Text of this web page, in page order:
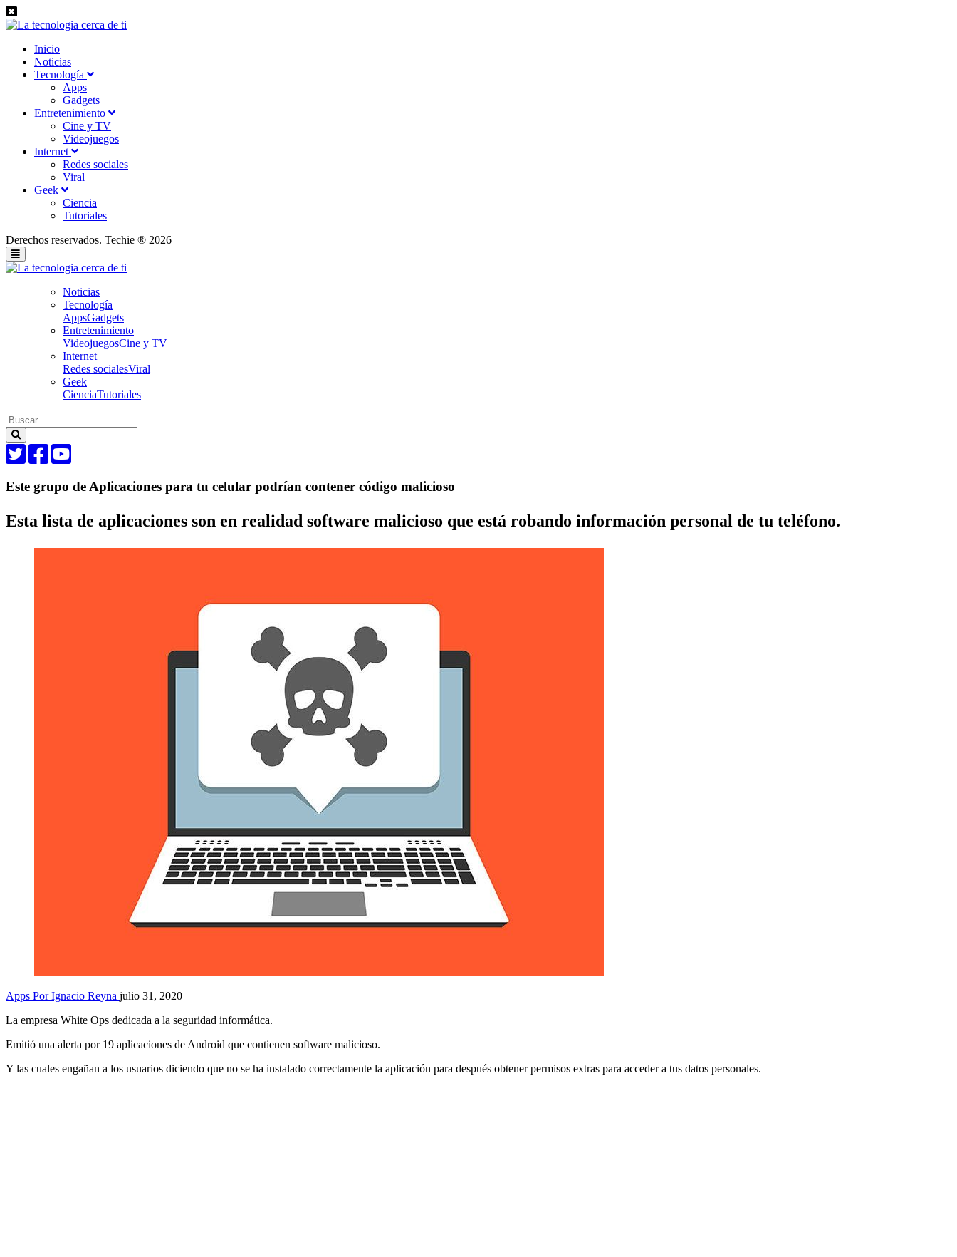
Inicio
Noticias
Tecnología
Apps
Gadgets
Entretenimiento
Cine y TV
Videojuegos
Internet
Redes sociales
Viral
Geek
Ciencia
Tutoriales
Derechos reservados. Techie ® 2026
Noticias
Tecnología
AppsGadgets
Entretenimiento
VideojuegosCine y TV
Internet
Redes socialesViral
Geek
CienciaTutoriales
Este grupo de Aplicaciones para tu celular podrían contener código malicioso
Esta lista de aplicaciones son en realidad software malicioso que está robando información personal de tu teléfono.
Apps Por Ignacio Reyna julio 31, 2020
La empresa White Ops dedicada a la seguridad informática.
Emitió una alerta por 19 aplicaciones de Android que contienen software malicioso.
Y las cuales engañan a los usuarios diciendo que no se ha instalado correctamente la aplicación para después obtener permisos extras para acceder a tus datos personales.